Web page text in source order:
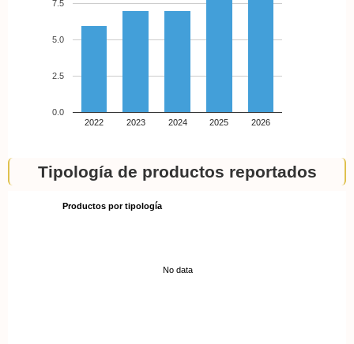
2022 2023 2024 2025 2026
0.0
2.5
5.0
7.5
Tipología de productos reportados
Productos por tipología
No data